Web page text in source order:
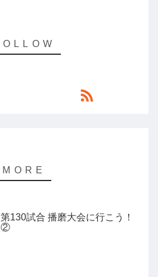
第130試合 播磨大会に行こう！
②